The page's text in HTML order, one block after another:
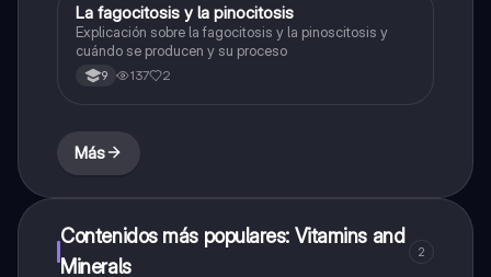
Biologia
La fagocitosis y la pinocitosis
Explicación sobre la fagocitosis y la pinoscitosis y
cuándo se producen y su proceso
9 137 2
Más
Contenidos más populares: Vitamins and
Minerals
2